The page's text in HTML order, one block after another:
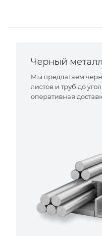
Черный
Мы предлагаем
листов и труб до
оперативная